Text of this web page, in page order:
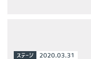
ステージ 2020.03.31